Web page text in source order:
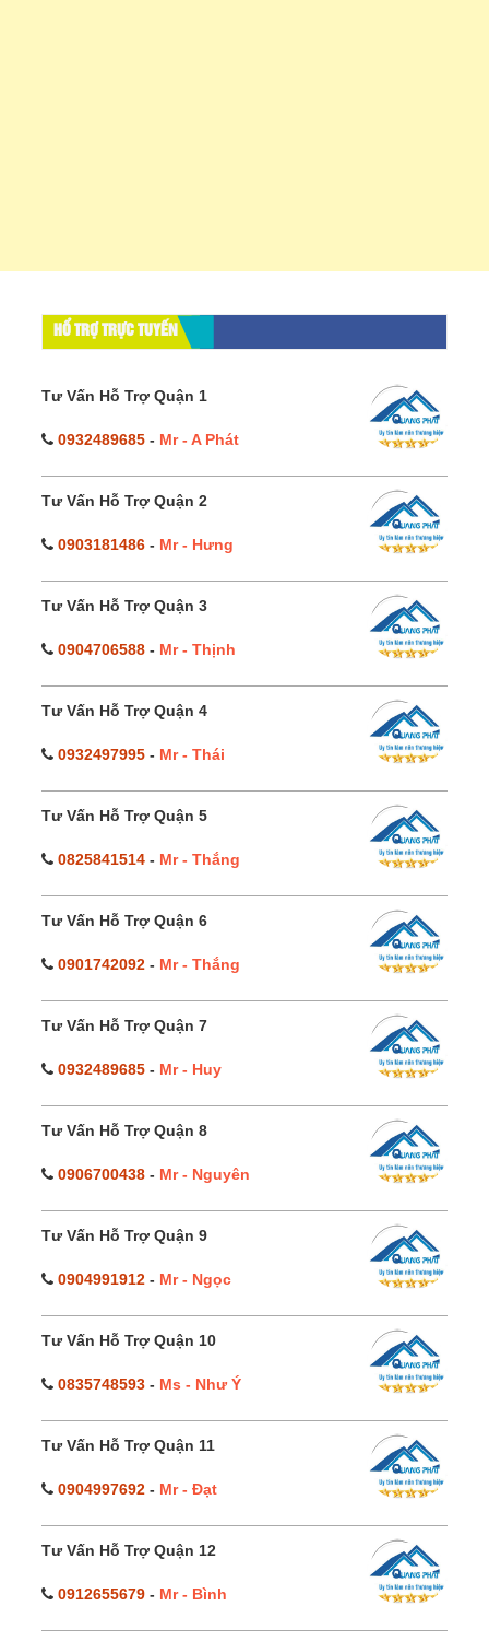
HỔ TRỢ TRỰC TUYẾN
Tư Vấn Hỗ Trợ Quận 1
0932489685 - Mr - A Phát
Tư Vấn Hỗ Trợ Quận 2
0903181486 - Mr - Hưng
Tư Vấn Hỗ Trợ Quận 3
0904706588 - Mr - Thịnh
Tư Vấn Hỗ Trợ Quận 4
0932497995 - Mr - Thái
Tư Vấn Hỗ Trợ Quận 5
0825841514 - Mr - Thắng
Tư Vấn Hỗ Trợ Quận 6
0901742092 - Mr - Thắng
Tư Vấn Hỗ Trợ Quận 7
0932489685 - Mr - Huy
Tư Vấn Hỗ Trợ Quận 8
0906700438 - Mr - Nguyên
Tư Vấn Hỗ Trợ Quận 9
0904991912 - Mr - Ngọc
Tư Vấn Hỗ Trợ Quận 10
0835748593 - Ms - Như Ý
Tư Vấn Hỗ Trợ Quận 11
0904997692 - Mr - Đạt
Tư Vấn Hỗ Trợ Quận 12
0912655679 - Mr - Bình